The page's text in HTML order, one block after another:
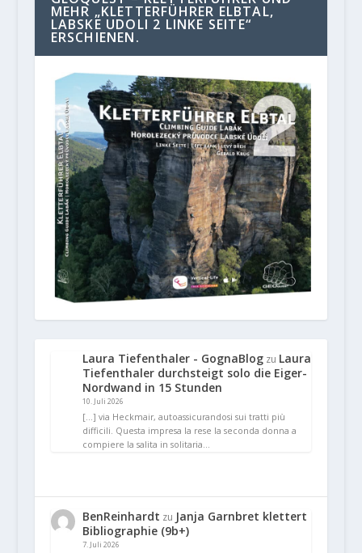
MEHR „KLETTERFÜHRER ELBTAL,
LABSKE UDOLI 2 LINKE SEITE“
ERSCHIENEN.
Laura Tiefenthaler - GognaBlogzu Laura
Tiefenthaler durchsteigt solo die Eiger-
Nordwand in 15 Stunden
10. Juli 2026
[…] via Heckmair, autoassicurandosi sui tratti più
difficili. Questa impresa la rese la seconda donna a
compiere la salita in solitaria…
BenReinhardt zu Janja Garnbret klettert
Bibliographie (9b+)
7. Juli 2026